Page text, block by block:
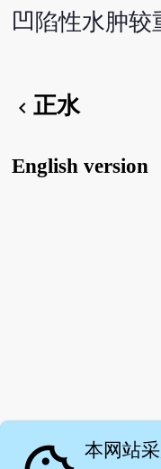
凹陷性水肿较
chevron_left 正水
English version
本网站